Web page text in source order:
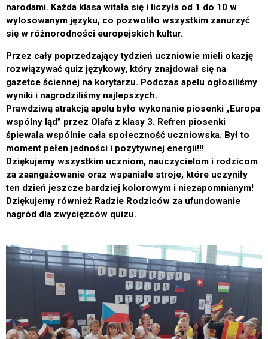
narodami. Każda klasa witała się i liczyła od 1 do 10 w
wylosowanym języku, co pozwoliło wszystkim zanurzyć
się w różnorodności europejskich kultur.
Przez cały poprzedzający tydzień uczniowie mieli okazję
rozwiązywać quiz językowy, który znajdował się na
gazetce ściennej na korytarzu. Podczas apelu ogłosiliśmy
wyniki i nagrodziliśmy najlepszych.
Prawdziwą atrakcją apelu było wykonanie piosenki „Europa
wspólny ląd” przez Olafa z klasy 3. Refren piosenki
śpiewała wspólnie cała społeczność uczniowska. Był to
moment pełen jedności i pozytywnej energii!!!
Dziękujemy wszystkim uczniom, nauczycielom i rodzicom
za zaangażowanie oraz wspaniałe stroje, które uczyniły
ten dzień jeszcze bardziej kolorowym i niezapomnianym!
Dziękujemy również Radzie Rodziców za ufundowanie
nagród dla zwycięzców quizu.